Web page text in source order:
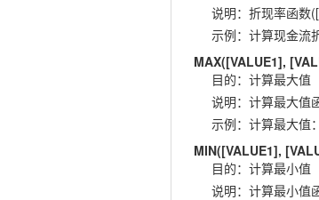
说明： 折现率函数
示例： 计算现金流
MAX([VALUE1],
目的： 计算最大值
说明： 计算最大值
示例： 计算最大值
MIN([VALUE1],
目的： 计算最小值
说明： 计算最小值